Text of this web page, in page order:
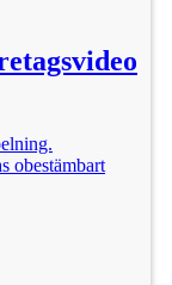
obestämbart